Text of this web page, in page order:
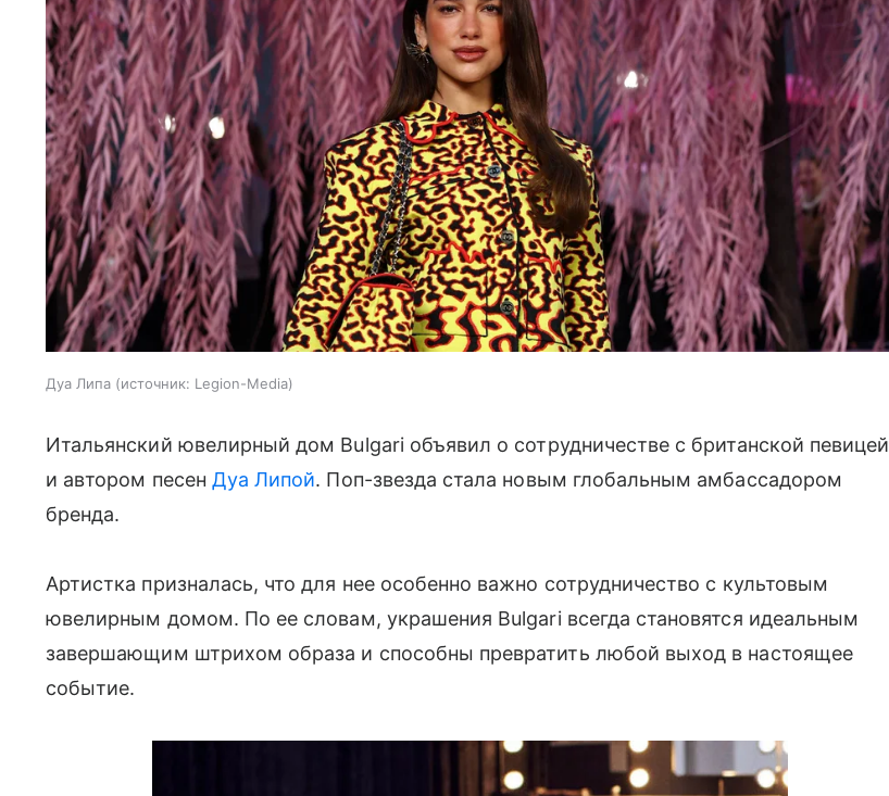
Дуа Липа источник: Legion-Media
Итальянский ювелирный дом Bulgari объявил о сотрудничестве с британской певицей
и автором песен Дуа Липой. Поп-звезда стала новым глобальным амбассадором
бренда.
Артистка призналась, что для нее особенно важно сотрудничество с культовым
ювелирным домом. По ее словам, украшения Bulgari всегда становятся идеальным
завершающим штрихом образа и способны превратить любой выход в настоящее
событие.